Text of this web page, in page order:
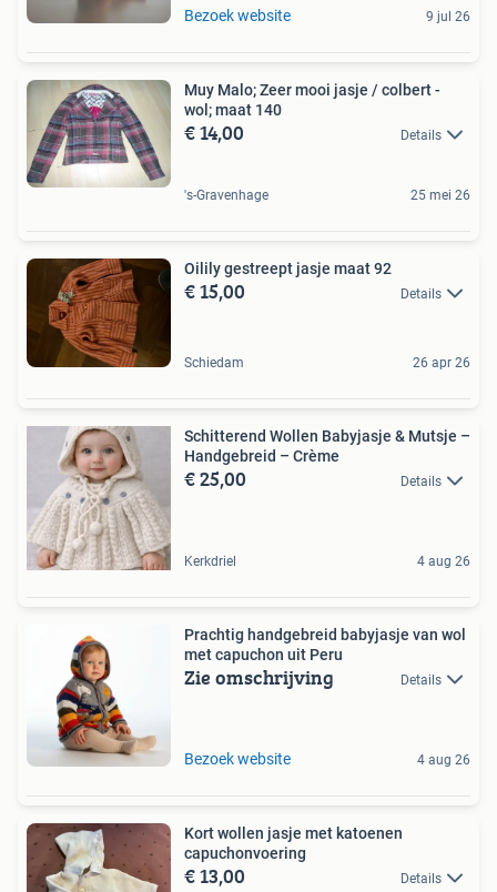
Bezoek website 9 jul 26
Muy Malo; Zeer mooi jasje / colbert -
wol; maat 140
€ 14,00 Details
's-Gravenhage 25 mei 26
Oilily gestreept jasje maat 92
€ 15,00 Details
Schiedam 26 apr 26
Schitterend Wollen Babyjasje & Mutsje –
Handgebreid – Crème
€ 25,00 Details
Kerkdriel 4 aug 26
Prachtig handgebreid babyjasje van wol
met capuchon uit Peru
Zie omschrijving Details
Bezoek website 4 aug 26
Kort wollen jasje met katoenen
capuchonvoering
€ 13,00 Details